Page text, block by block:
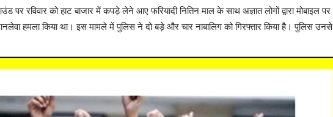
पर रविवार को हाट बाजार में कपड़े लेने आए फरियादी नितिन माल के साथ अज्ञात लोगों द्वारा मोबाइल पर
हमला किया था। इस मामले में पुलिस ने दो बड़े और चार नाबालिग को गिरफ्तार किया है। पुलिस उनसे